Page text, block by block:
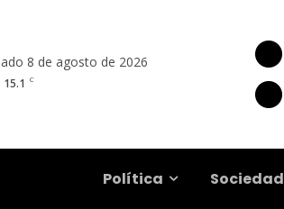
8 de agosto de 2026
15.1 C
Política Sociedad